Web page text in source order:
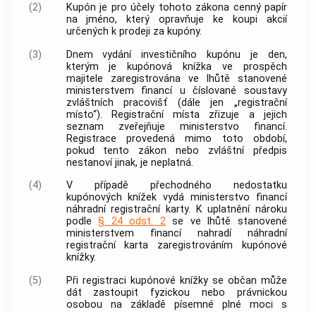
(2)
Kupón je pro účely tohoto zákona cenný papír
na jméno, který opravňuje ke koupi akcií
určených k prodeji za kupóny.
(3)
Dnem vydání investičního kupónu je den,
kterým je kupónová knížka ve prospěch
majitele zaregistrována ve lhůtě stanovené
ministerstvem financí u číslované soustavy
zvláštních pracovišť (dále jen „registrační
místo“). Registrační místa zřizuje a jejich
seznam zveřejňuje ministerstvo financí.
Registrace provedená mimo toto období,
pokud tento zákon nebo zvláštní předpis
nestanoví jinak, je neplatná.
(4)
V případě přechodného nedostatku
kupónových knížek vydá ministerstvo financí
náhradní registrační karty. K uplatnění nároku
podle§ 24 odst. 2se ve lhůtě stanovené
ministerstvem financí nahradí náhradní
registrační karta zaregistrováním kupónové
knížky.
(5)
Při registraci kupónové knížky se občan může
dát zastoupit fyzickou nebo právnickou
osobou na základě písemné plné moci s